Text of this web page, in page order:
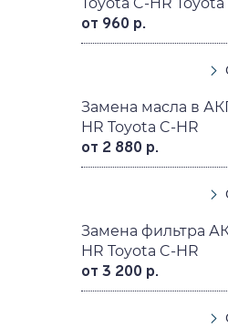
от 960 р.
Замена масла в
HR Toyota C-HR
от 2 880 р.
Замена фильтра
HR Toyota C-HR
от 3 200 р.